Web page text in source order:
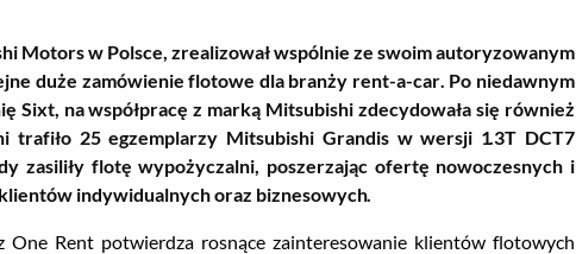
Motors w Polsce, zrealizował wspólnie ze swoim autoryzowanym
duże zamówienie flotowe dla branży rent-a-car. Po niedawnym
Sixt, na współpracę z marką Mitsubishi zdecydowała się również
25 egzemplarzy Mitsubishi Grandis w wersji 1.3T DCT7
zasiliły flotę wypożyczalni, poszerzając ofertę nowoczesnych i
indywidualnych oraz biznesowych.
Rent potwierdza rosnące zainteresowanie klientów flotowych